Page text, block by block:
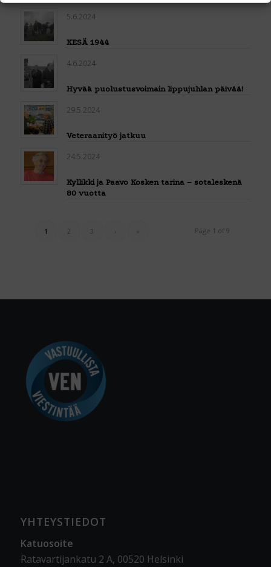
5.6.2024
KESÄ 1944
4.6.2024
Hyvää puolustusvoimain lippujuhlan päivää!
29.5.2024
Veteraanityö jatkuu
24.5.2024
Kyllikki ja Paavo Kosken tarina – sotaleskenä
80 vuotta
Page 1 of 9
1 2 3 › »
YHTEYSTIEDOT
Katuosoite
Ratavartijankatu 2 A, 00520 Helsinki